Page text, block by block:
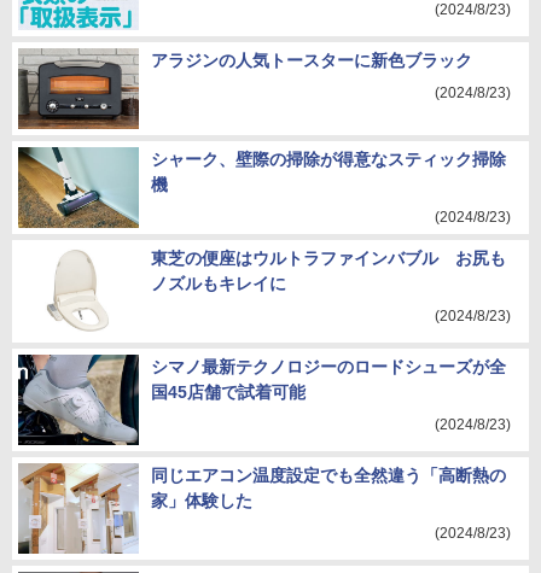
(2024/8/23)
アラジンの人気トースターに新色ブラック
(2024/8/23)
シャーク、壁際の掃除が得意なスティック掃除
機
(2024/8/23)
東芝の便座はウルトラファインバブル お尻も
ノズルもキレイに
(2024/8/23)
シマノ最新テクノロジーのロードシューズが全
国45店舗で試着可能
(2024/8/23)
同じエアコン温度設定でも全然違う「高断熱の
家」体験した
(2024/8/23)